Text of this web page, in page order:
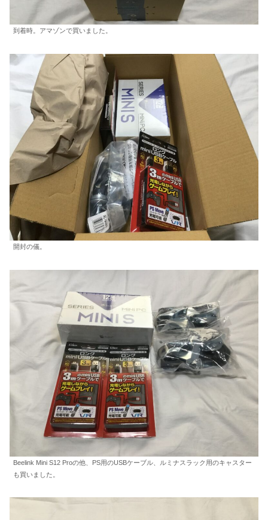
到着時。アマゾンで買いました。
開封の儀。
Beelink Mini S12 Proの他、PS用のUSBケーブル、ルミナスラック用のキャスター
も買いました。